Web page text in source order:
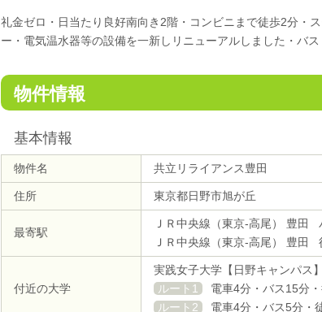
礼金ゼロ・日当たり良好南向き2階・コンビニまで徒歩2分・
ー・電気温水器等の設備を一新しリニューアルしました・バ
物件情報
基本情報
物件名 共立リライアンス豊田
住所 東京都日野市旭が丘
最寄駅
ＪＲ中央線（東京-高尾） 豊田
ＪＲ中央線（東京-高尾） 豊田
付近の大学
実践女子大学【日野キャンパス
ルート1
電車4分・バス15分
ルート2
電車4分・バス5分・